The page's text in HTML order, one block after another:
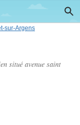
sur-Argens
situé avenue saint